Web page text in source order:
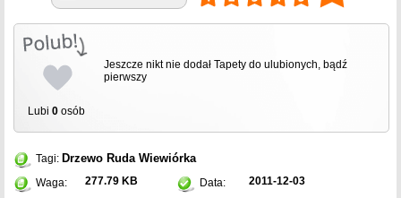
Lubi 0 osób
Jeszcze nikt nie dodał Tapety do ulubionych, bądź
pierwszy
Tagi: Drzewo Ruda Wiewiórka
Waga: 277.79 KB Data: 2011-12-03